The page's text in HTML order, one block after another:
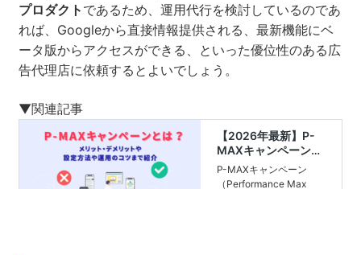
プロダクト であるため、運用代行を検討しているのであ
れば、Googleから直接情報提供される、最新機能にベ
ータ版からアクセスができる、といった優位性のある広
告代理店に依頼するとよいでしょう。
▼関連記事